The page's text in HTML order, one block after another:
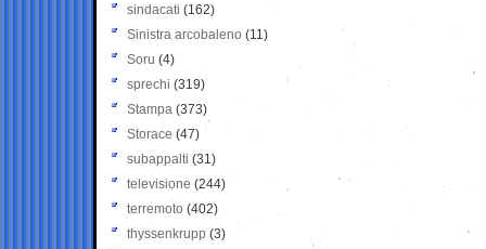
sindacati (162)
Sinistra arcobaleno (11)
Soru (4)
sprechi (319)
Stampa (373)
Storace (47)
subappalti (31)
televisione(244)
terremoto (402)
thyssenkrupp (3)